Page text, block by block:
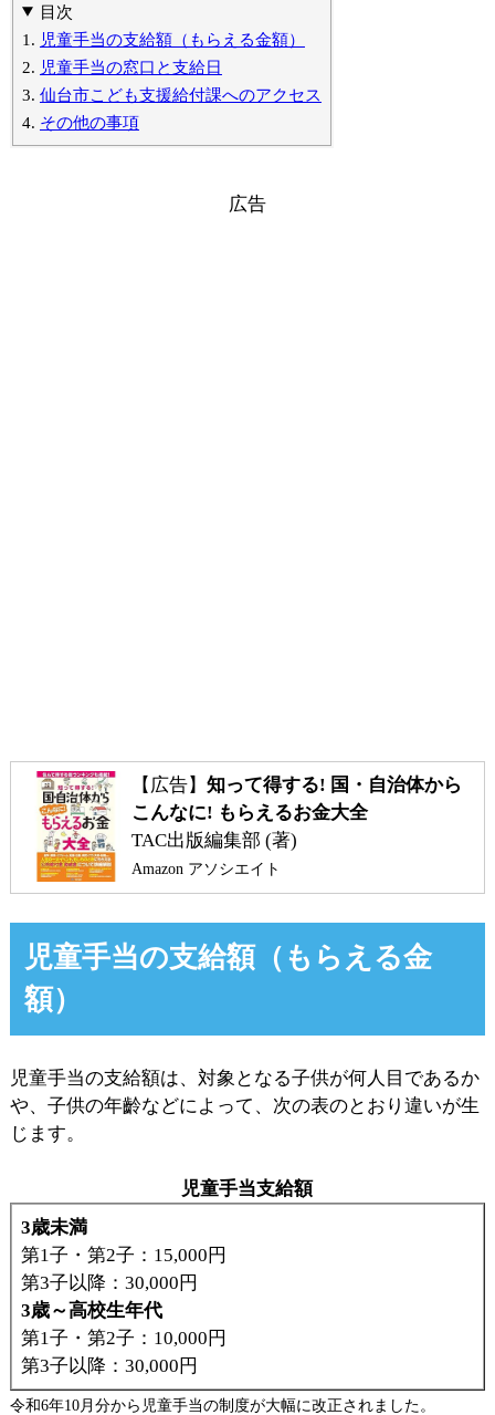
目次
児童手当の支給額（もらえる金額）
児童手当の窓口と支給日
仙台市こども支援給付課へのアクセス
その他の事項
【広告】 知って得する! 国・自治体から
こんなに! もらえるお金大全
TAC出版編集部 (著)
Amazon アソシエイト
児童手当の支給額（もらえる金
額）
児童手当の支給額は、対象となる子供が何人目であるか
や、子供の年齡などによって、次の表のとおり違いが生
じます。
児童手当支給額
3歳未満
第1子・第2子：15,000円
第3子以降：30,000円
3歳～高校生年代
第1子・第2子：10,000円
第3子以降：30,000円
令和6年10月分から児童手当の制度が大幅に改正されました。